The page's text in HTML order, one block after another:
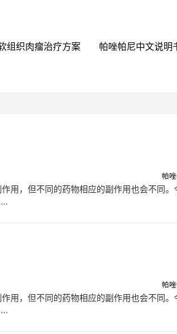
组织肉瘤治疗方案 帕唑帕尼中文说明
帕
用，但不同的药物相应的副作用也会不同。
帕
用，但不同的药物相应的副作用也会不同。